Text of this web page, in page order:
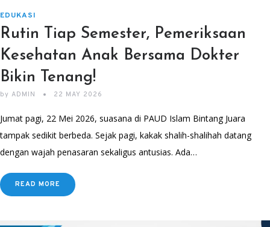
EDUKASI
Rutin Tiap Semester, Pemeriksaan
Kesehatan Anak Bersama Dokter
Bikin Tenang!
by ADMIN 22 MAY 2026
Jumat pagi, 22 Mei 2026, suasana di PAUD Islam Bintang Juara
tampak sedikit berbeda. Sejak pagi, kakak shalih-shalihah datang
dengan wajah penasaran sekaligus antusias. Ada…
READ MORE